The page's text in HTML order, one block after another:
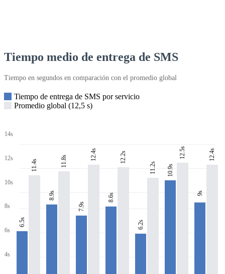
Tiempo medio de entrega de SMS
Tiempo en segundos en comparación con el promedio global
Tiempo de entrega de SMS por servicio
Promedio global (12,5 s)
14s
12s
10s
8s
6s
4s
6.5s
11.4s
8.9s
11.8s
7.9s
12.4s
8.6s
12.2s
6.2s
11.2s 10.9s
12.5s
9s
12.4s